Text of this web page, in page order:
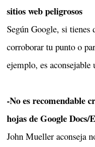
sitios web peligrosos
Según Google, si tienes
corroborar tu punto o
ejemplo, es
-No es recomendable
hojas de Google Docs/
John Mueller aconseja